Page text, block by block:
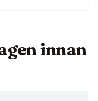
innan